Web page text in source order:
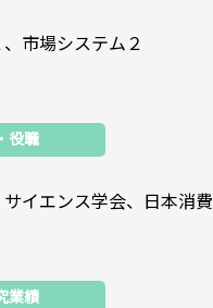
市場システム２
役職
イエンス学会、日本消
業績